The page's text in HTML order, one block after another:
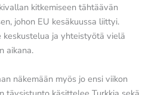
kitkemiseen tähtäävän
johon EU kesäkuussa liittyi.
keskustelua ja yhteistyötä vielä
aikana.
näkemään myös jo ensi viikon